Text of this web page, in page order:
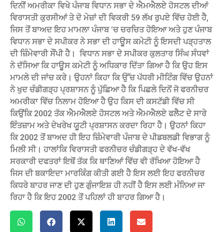
ਦਿਨੀਂ ਅਮਰੀਕਾ ਵਿਖੇ ਪੰਜਾਬ ਵਿਧਾਨ ਸਭਾ ਦੇ ਐਮਐਲਏ ਹੋਸਟਲ ਦੀਆਂ
ਵਿਰਾਸਤੀ ਕੁਰਸੀਆਂ ਤੇ ਦੋ ਮੇਜ਼ਾਂ ਦੀ ਵਿਕਰੀ 59 ਲੱਖ ਰੁਪਏ ਵਿੱਚ ਹੋਈ ਹੈ,
ਜਿਸ ਤੋਂ ਬਾਅਦ ਇਹ ਮਾਮਲਾ ਪੰਜਾਬ ‘ਚ ਚਰਚਿਤ ਹੋਇਆ ਅਤੇ ਹੁਣ ਪੰਜਾਬ
ਵਿਧਾਨ ਸਭਾ ਦੇ ਸਪੀਕਰ ਨੇ ਸਭਾ ਦੀ ਹਾਊਸ ਕਮੇਟੀ ਨੂੰ ਇਸਦੀ ਪੜ੍ਹਤਾਲ
ਦੀ ਜ਼ਿੰਮੇਵਾਰੀ ਸੌਂਪੀ ਹੈ। ‌ ਵਿਧਾਨ ਸਭਾ ਦੇ ਸਪੀਕਰ ਕੁਲਤਾਰ ਸਿੰਘ ਸੰਧਵਾਂ
ਨੇ ਦੱਸਿਆ ਕਿ ਹਾਊਸ ਕਮੇਟੀ ਨੂੰ ਅਧਿਕਾਰ ਦਿੱਤਾ ਗਿਆ ਹੈ ਕਿ ਉਹ ਇਸ
ਮਾਮਲੇ ਦੀ ਜਾਂਚ ਕਰੇ। ਉਹਨਾਂ ਕਿਹਾ ਕਿ ਉੱਚ ਪੱਧਰੀ ਮੀਟਿੰਗ ਵਿੱਚ ਉਹਨਾਂ
ਨੇ ਖੁਦ ਚੰਡੀਗੜ੍ਹ ਪ੍ਰਸ਼ਾਸਨ ਨੂੰ ਪੁੱਛਿਆ ਹੈ ਕਿ ਪਿਛਲੇ ਦਿਨੋਂ ਜੋ ਫਰਨੀਚਰ
ਅਮਰੀਕਾ ਵਿੱਚ ਨਿਲਾਮ ਹੋਇਆ ਹੈ ਉਹ ਕਿਸ ਦੀ ਕਸਟੱਡੀ ਵਿੱਚ ਸੀ
ਕਿਉਂਕਿ 2002 ਤੱਕ ਐਮਐਲਏ ਹੋਸਟਲ ਅਤੇ ਐਮਐਲਏ ਫਲੈਟ ਦੇ ਸਾਰੇ
ਇੰਤਜ਼ਾਮ ਅਤੇ ਦੇਖਰੇਖ ਯੂਟੀ ਪ੍ਰਸ਼ਾਸਨ ਕਰਦਾ ਰਿਹਾ ਹੈ। ਉਹਨਾਂ ਕਿਹਾ
ਕਿ 2002 ਤੋਂ ਬਾਅਦ ਹੀ ਇਹ ਜ਼ਿੰਮੇਵਾਰੀ ਪੰਜਾਬ ਦੇ ਪੀਡਬਲਡੀ ਵਿਭਾਗ ਨੂੰ
ਮਿਲੀ ਸੀ। ਹਾਲਾਂਕਿ ਵਿਰਾਸਤੀ ਫਰਨੀਚਰ ਚੰਡੀਗੜ੍ਹ ਦੇ ਵੱਖ-ਵੱਖ
ਸਰਕਾਰੀ ਦਫਤਰਾਂ ਇਥੋਂ ਤੱਕ ਕਿ ਥਾਣਿਆਂ ਵਿੱਚ ਵੀ ਰੱਖਿਆ ਹੋਇਆ ਹੈ
ਜਿਸ ਦੀ ਬਕਾਇਦਾ ਮਾਰਕਿੰਗ ਕੀਤੀ ਗਈ ਹੈ ਇਸ ਲਈ ਇਹ ਫਰਨੀਚਰ
ਕਿਧਰੇ ਬਾਹਰ ਜਾਣ ਦੀ ਹੁਣ ਗੁੰਜਾਇਸ਼ ਹੀ ਨਹੀਂ ਹੈ ਇਸ ਲਈ ਮੰਨਿਆ ਜਾ
ਰਿਹਾ ਹੈ ਕਿ ਇਹ 2002 ਤੋਂ ਪਹਿਲਾਂ ਹੀ ਬਾਹਰ ਗਿਆ ਹੈ। ‌